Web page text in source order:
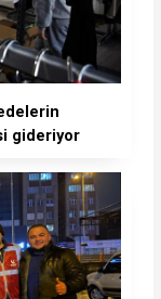
gideriyor